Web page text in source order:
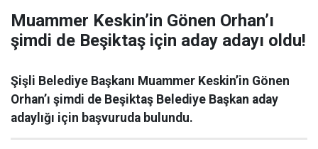
Muammer Keskin’in Gönen Orhan’ı
şimdi de Beşiktaş için aday adayı oldu!
Şişli Belediye Başkanı Muammer Keskin’in Gönen
Orhan’ı şimdi de Beşiktaş Belediye Başkan aday
adaylığı için başvuruda bulundu.